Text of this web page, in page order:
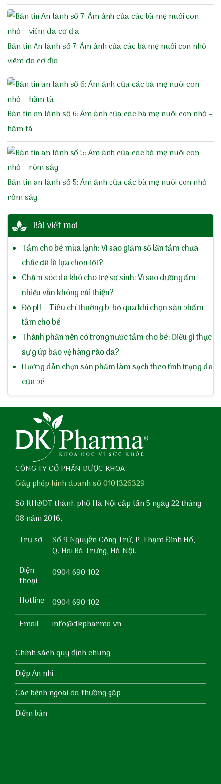
Bản tin An lành số 7: Ám ảnh của các bà mẹ nuôi con nhỏ –
viêm da cơ địa
Bản tin an lành số 6: Ám ảnh của các bà mẹ nuôi con nhỏ –
hăm tã
Bản tin an lành số 5: Ám ảnh của các bà mẹ nuôi con nhỏ –
rôm sảy
Bài viết mới
Tắm cho bé mùa lạnh: Vì sao giảm số lần tắm chưa
chắc đã là lựa chọn tốt?
Chăm sóc da khô cho trẻ sơ sinh: Vì sao dưỡng ẩm
nhiều vẫn không cải thiện?
Độ pH – Tiêu chí thường bị bỏ qua khi chọn sản phẩm
tắm cho bé
Thành phần nên có trong nước tắm cho bé: Điều gì thực
sự giúp bảo vệ hàng rào da?
Hướng dẫn chọn sản phẩm làm sạch theo tình trạng da
của bé
CÔNG TY CỔ PHẦN DƯỢC KHOA
Giấy phép kinh doanh số 0101326329
Sở KH&ĐT thành phố Hà Nội cấp lần 5 ngày 22 tháng
08 năm 2016.
Trụ sở
Số 9 Nguyễn Công Trứ, P. Phạm Đình Hổ,
Q. Hai Bà Trưng, Hà Nội.
Điện
thoại
0904 690 102
Hotline
0904 690 102
Email
info@dkpharma.vn
Chính sách quy định chung
Diệp An nhi
Các bệnh ngoài da thường gặp
Điểm bán